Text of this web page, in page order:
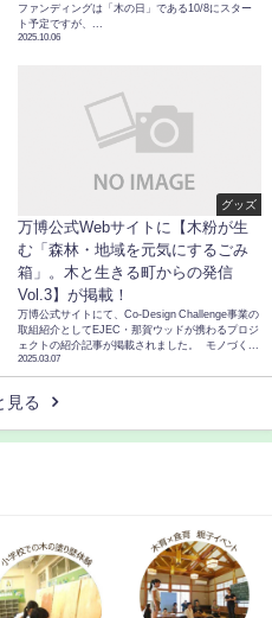
ファンディングは「木の日」である10/8にスター
ト予定ですが、...
2025.10.06
グッズ
万博公式Webサイトに【木粉が生
む「森林・地域を元気にするごみ
箱」。木と生きる町からの発信
Vol.3】が掲載！
万博公式サイトにて、Co-Design Challenge事業の
取組紹介としてEJEC・那賀ウッドが携わるプロジ
ェクトの紹介記事が掲載されました。 モノづく...
2025.03.07
見る